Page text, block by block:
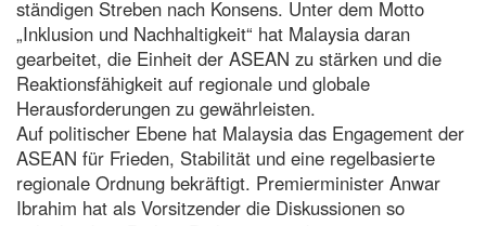
ständigen Streben nach Konsens. Unter dem Motto
„Inklusion und Nachhaltigkeit“ hat Malaysia daran
gearbeitet, die Einheit der ASEAN zu stärken und die
Reaktionsfähigkeit auf regionale und globale
Herausforderungen zu gewährleisten.
Auf politischer Ebene hat Malaysia das Engagement der
ASEAN für Frieden, Stabilität und eine regelbasierte
regionale Ordnung bekräftigt. Premierminister Anwar
Ibrahim hat als Vorsitzender die Diskussionen so